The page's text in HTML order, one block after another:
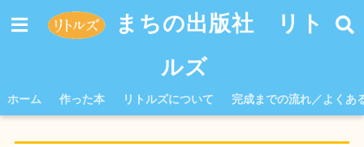
まちの出版社 リト
ルズ
ホーム 作った本 リトルズについて 完成までの流れ／よくあ